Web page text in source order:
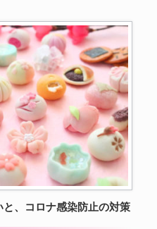
、コロナ感染防止の対策